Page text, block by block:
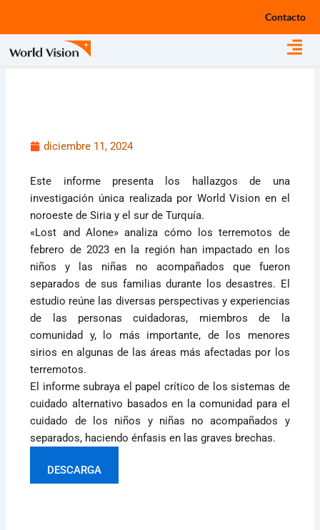
Contacto
diciembre 11, 2024
Este informe presenta los hallazgos de una
investigación única realizada por World Vision en el
noroeste de Siria y el sur de Turquía.
«Lost and Alone» analiza cómo los terremotos de
febrero de 2023 en la región han impactado en los
niños y las niñas no acompañados que fueron
separados de sus familias durante los desastres. El
estudio reúne las diversas perspectivas y experiencias
de las personas cuidadoras, miembros de la
comunidad y, lo más importante, de los menores
sirios en algunas de las áreas más afectadas por los
terremotos.
El informe subraya el papel crítico de los sistemas de
cuidado alternativo basados en la comunidad para el
cuidado de los niños y niñas no acompañados y
separados, haciendo énfasis en las graves brechas.
DESCARGA